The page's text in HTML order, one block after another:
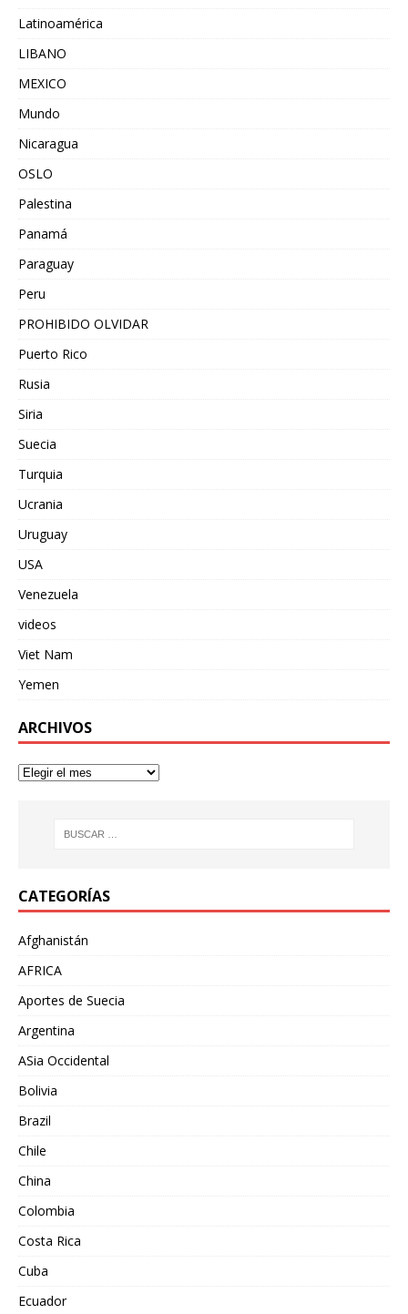
Latinoamérica
LIBANO
MEXICO
Mundo
Nicaragua
OSLO
Palestina
Panamá
Paraguay
Peru
PROHIBIDO OLVIDAR
Puerto Rico
Rusia
Siria
Suecia
Turquia
Ucrania
Uruguay
USA
Venezuela
videos
Viet Nam
Yemen
ARCHIVOS
CATEGORÍAS
Afghanistán
AFRICA
Aportes de Suecia
Argentina
ASia Occidental
Bolivia
Brazil
Chile
China
Colombia
Costa Rica
Cuba
Ecuador